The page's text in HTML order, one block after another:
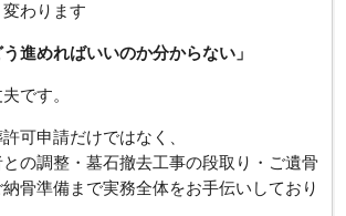
わります
う進めればいいのか分からない」
です。
可申請だけではなく、
の調整・墓石撤去工事の段取り・ご遺骨
骨準備まで実務全体をお手伝いしており